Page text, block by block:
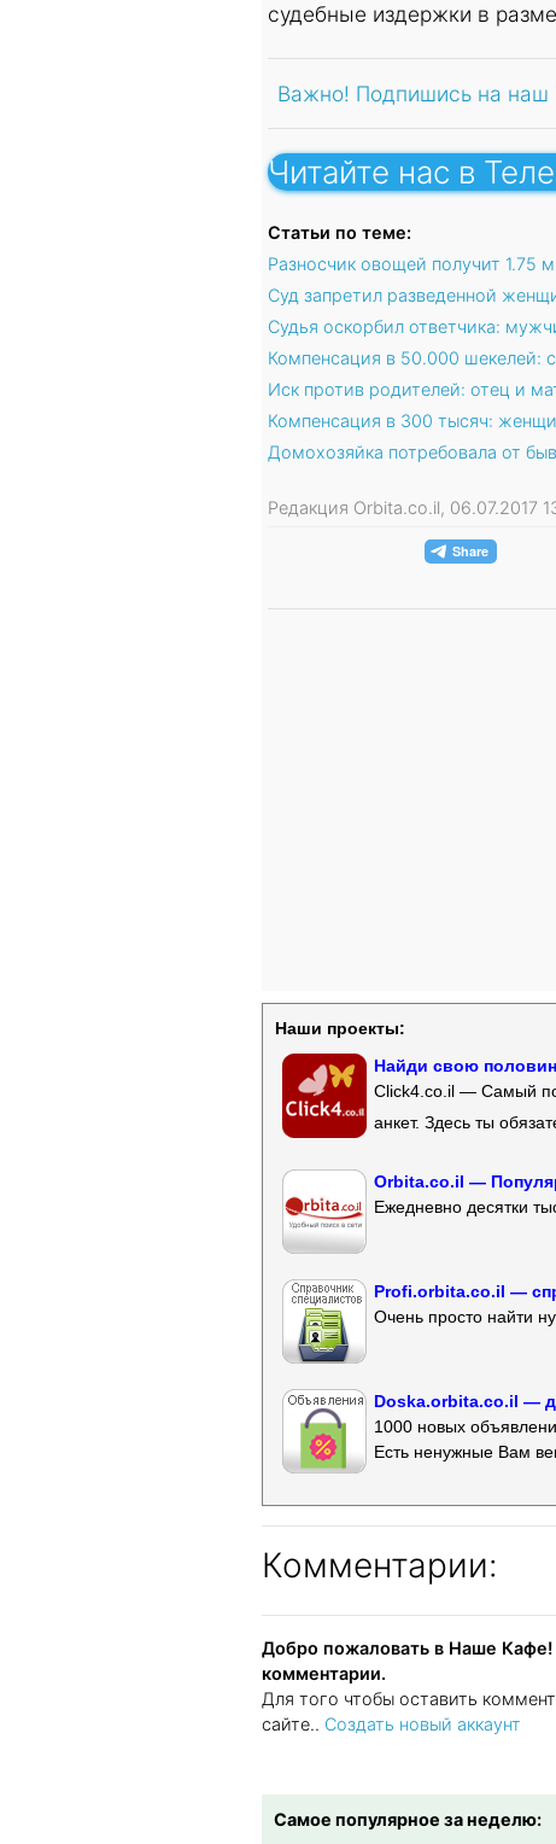
судебные издержки в
Важно! Подпишись на наш
Читайте нас в
Статьи по теме:
Разносчик овощей получит 1.75
Суд запретил разведенной
Судья оскорбил ответчика:
Компенсация в 50.000 шекелей:
Иск против родителей: отец и
Компенсация в 300 тысяч:
Домохозяйка потребовала от
Редакция Orbita.co.il, 06.07.2017
Наши проекты:
Найди свою
Click4.co.il — Самый
анкет. Здесь ты
Orbita.co.il —
Ежедневно десятки
Profi.orbita.co.il —
Очень просто найти
Doska.orbita.co.il —
1000 новых
Есть ненужные Вам
Комментарии:
Добро пожаловать в Наше Кафе!
комментарии.
Для того чтобы оставить
сайте.. Создать новый аккаунт
Самое популярное за неделю: